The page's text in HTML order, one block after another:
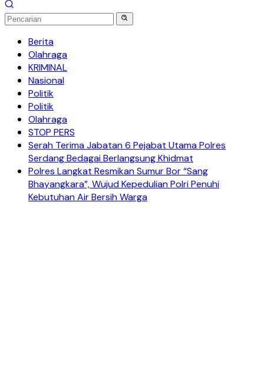
Berita
Olahraga
KRIMINAL
Nasional
Politik
Politik
Olahraga
STOP PERS
Serah Terima Jabatan 6 Pejabat Utama Polres
Serdang Bedagai Berlangsung Khidmat
Polres Langkat Resmikan Sumur Bor “Sang
Bhayangkara”, Wujud Kepedulian Polri Penuhi
Kebutuhan Air Bersih Warga